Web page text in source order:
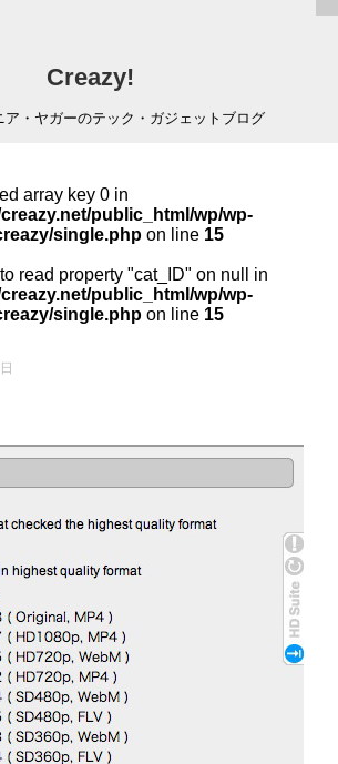
Creazy!
ア・ヤガーのテック・ガジェットブログ
array key 0 in
public_html/wp/wp-
single.php on line 15
read property "cat_ID" on null in
public_html/wp/wp-
single.php on line 15